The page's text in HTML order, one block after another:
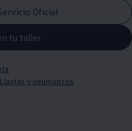
Oficial
tu taller
Llantas y neumáticos